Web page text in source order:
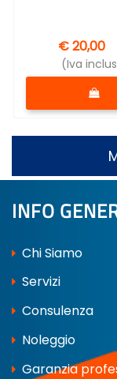
€ 20,00
(Iva
Quantità
INFO
Chi Siamo
Servizi
Consulenza
Noleggio
Garanzia